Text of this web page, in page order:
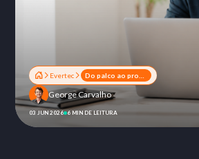
Evertec
George Carvalho
03 JUN 2026 6 MIN DE LEITURA